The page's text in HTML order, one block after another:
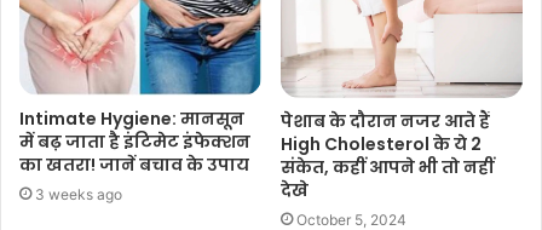
Intimate Hygiene: मानसून
में बढ़ जाता है इंटिमेट इंफेक्शन
का खतरा! जानें बचाव के उपाय
3 weeks ago
पेशाब के दौरान नजर आते हैं
High Cholesterol के ये 2
संकेत, कहीं आपने भी तो नहीं
देखे
October 5, 2024